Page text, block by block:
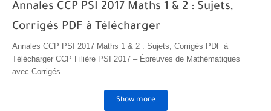
Annales CCP PSI 2017 Maths 1 & 2 : Sujets,
Corrigés PDF à Télécharger
Annales CCP PSI 2017 Maths 1 & 2 : Sujets, Corrigés PDF à
Télécharger CCP Filière PSI 2017 – Épreuves de Mathématiques
avec Corrigés ...
Show more